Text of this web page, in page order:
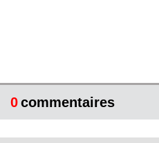
0commentaires